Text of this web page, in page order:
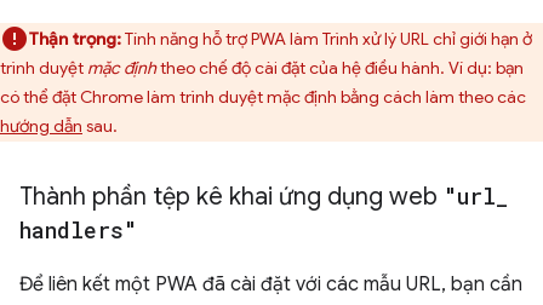
Thận trọng:Tính năng hỗ trợ PWA làm Trình xử lý URL chỉ giới hạn ở
trình duyệt mặc địnhtheo chế độ cài đặt của hệ điều hành. Ví dụ: bạn
có thể đặt Chrome làm trình duyệt mặc định bằng cách làm theo các
hướng dẫn sau.
Thành phần tệp kê khai ứng dụng web "url
handlers"
Để liên kết một PWA đã cài đặt với các mẫu URL, bạn cần